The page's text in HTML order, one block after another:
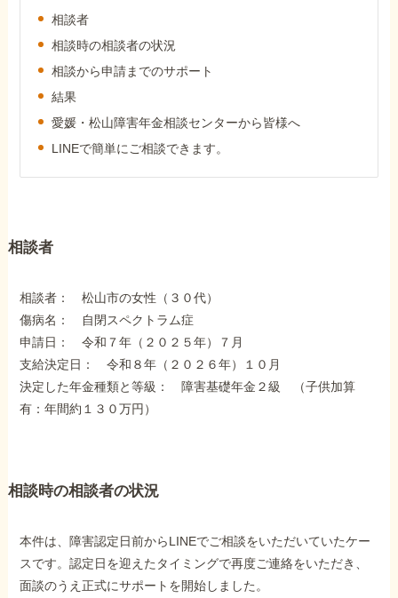
ホーム
障害年金の基礎知識
受給事例
Q&A・相談事例
障害年金コラム
事務所について
お客様からの感謝のお手紙
相談者
相談時の相談者の状況
相談から申請までのサポート
結果
愛媛・松山障害年金相談センターから皆様へ
LINEで簡単にご相談できます。
相談者
相談者： 松山市の女性（３０代）
傷病名： 自閉スペクトラム症
申請日： 令和７年（２０２５年）７月
支給決定日： 令和８年（２０２６年）１０月
決定した年金種類と等級： 障害基礎年金２級 （子供加算
有：年間約１３０万円）
相談時の相談者の状況
本件は、障害認定日前からLINEでご相談をいただいていたケー
スです。認定日を迎えたタイミングで再度ご連絡をいただき、
面談のうえ正式にサポートを開始しました。